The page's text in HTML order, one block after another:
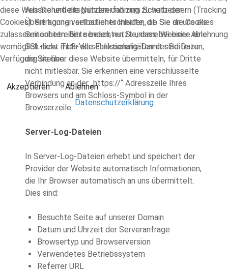
Aus Sicherheitsgründen und zum Schutz der
Übertragung vertraulicher Inhalte, die Sie an uns als
Seitenbetreiber senden, nutzt unsere Website eine
SSL-bzw. TLS-Verschlüsselung. Damit sind Daten,
die Sie über diese Website übermitteln, für Dritte
nicht mitlesbar. Sie erkennen eine verschlüsselte
Verbindung an der „https://“ Adresszeile Ihres
Browsers und am Schloss-Symbol in der
Browserzeile.
Server-Log-Dateien
In Server-Log-Dateien erhebt und speichert der
Provider der Website automatisch Informationen,
die Ihr Browser automatisch an uns übermittelt.
Dies sind:
Besuchte Seite auf unserer Domain
Datum und Uhrzeit der Serveranfrage
Browsertyp und Browserversion
Verwendetes Betriebssystem
Referrer URL
diese Website und die Nutzererfahrung zu verbessern (Tracking
Cookies). Sie können selbst entscheiden, ob Sie die Cookies
zulassen möchten. Bitte beachten Sie, dass bei einer Ablehnung
womöglich nicht mehr alle Funktionalitäten der Seite zur
Verfügung stehen.
Akzeptieren
Ablehnen
Datenschutzerklärung